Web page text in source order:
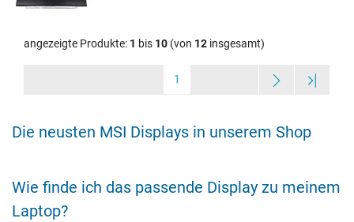
angezeigte Produkte: 1 bis 10 (von 12 insgesamt)
1
Die neusten MSI Displays in unserem Shop
Wie finde ich das passende Display zu meinem
Laptop?